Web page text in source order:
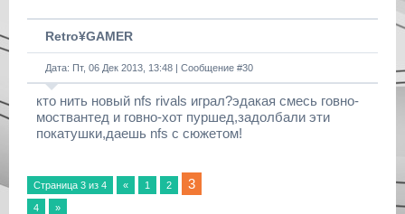
Retro¥GAMER
Дата: Пт, 06 Дек 2013, 13:48 | Сообщение #30
кто нить новый nfs rivals играл?эдакая смесь говно-
моствантед и говно-хот пуршед,задолбали эти
покатушки,даешь nfs с сюжетом!
Страница 3 из 4 « 1 2 3
4 »